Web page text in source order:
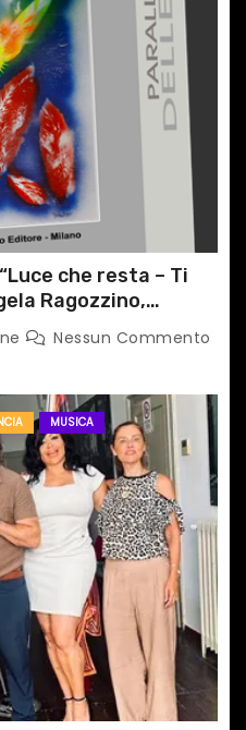
che resta – Ti
Ragozzino,
Nessun Commento
MUSICA